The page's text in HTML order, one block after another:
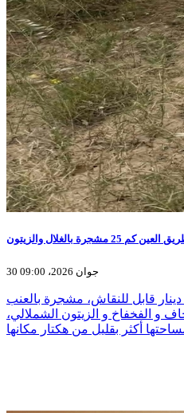
مشجرة بالغلال والزيتون
30 جوان 2026، 09:00
أرض ثمنها 120 ألف دينار قابل للنقاش، مشجرة بالعنب
و الفخفاخ و الزيتون الشملالي،